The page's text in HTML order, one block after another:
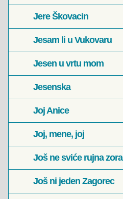
Jere Škovacin
Jesam li u Vukovaru
Jesen u vrtu mom
Jesenska
Joj Anice
Joj, mene, joj
Još ne sviće rujna zora
Još ni jeden Zagorec